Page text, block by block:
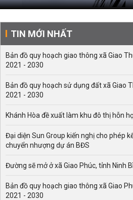
TIN MỚI NHẤT
Bản đồ quy hoạch giao thông xã Giao
2021 - 2030
Bản đồ quy hoạch sử dụng đất xã Giao
2021 - 2030
Khánh Hòa đề xuất làm khu đô thị hỗn
Đại diện Sun Group kiến nghị cho phép
chuyển nhượng dự án BĐS
Đường sẽ mở ở xã Giao Phúc, tỉnh Ninh
Bản đồ quy hoạch giao thông xã Giao
2021 - 2030